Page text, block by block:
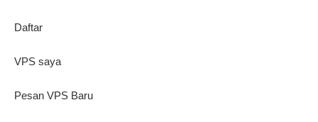
Daftar
VPS saya
Pesan VPS Baru